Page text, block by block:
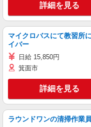
詳細を見る
マイクロバスにて教習所
イバー
日給 15,850円
箕面市
詳細を見る
ラウンドワンの清掃作業員